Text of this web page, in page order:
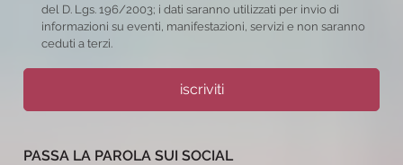
del D. Lgs. 196/2003; i dati saranno utilizzati per invio di
informazioni su eventi, manifestazioni, servizi e non saranno
ceduti a terzi.
iscriviti
PASSA LA PAROLA SUI SOCIAL